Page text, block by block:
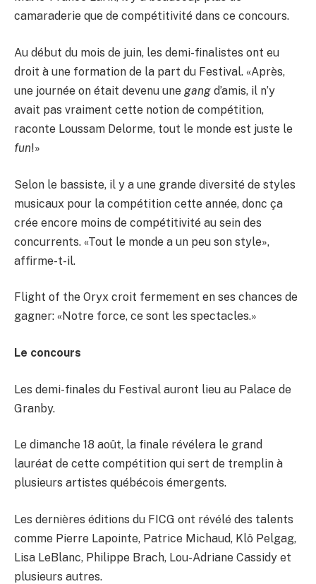
camaraderie que de compétitivité dans ce concours.
Au début du mois de juin, les demi-finalistes ont eu
droit à une formation de la part du Festival. «Après,
une journée on était devenu une gang d’amis, il n’y
avait pas vraiment cette notion de compétition,
raconte Loussam Delorme, tout le monde est juste le
fun!»
Selon le bassiste, il y a une grande diversité de styles
musicaux pour la compétition cette année, donc ça
crée encore moins de compétitivité au sein des
concurrents. «Tout le monde a un peu son style»,
affirme-t-il.
Flight of the Oryx croit fermement en ses chances de
gagner: «Notre force, ce sont les spectacles.»
Le concours
Les demi-finales du Festival auront lieu au Palace de
Granby.
Le dimanche 18 août, la finale révélera le grand
lauréat de cette compétition qui sert de tremplin à
plusieurs artistes québécois émergents.
Les dernières éditions du FICG ont révélé des talents
comme Pierre Lapointe, Patrice Michaud, Klô Pelgag,
Lisa LeBlanc, Philippe Brach, Lou-Adriane Cassidy et
plusieurs autres.